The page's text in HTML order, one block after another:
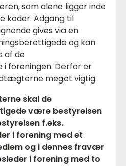
som alene ligger inde
koder. Adgang til
gives via en
og kan
af de
foreningen. Derfor er
meget vigtig.
skal de
være bestyrelsen
f.eks.
i forening med et
og i dennes fravær
i forening med to